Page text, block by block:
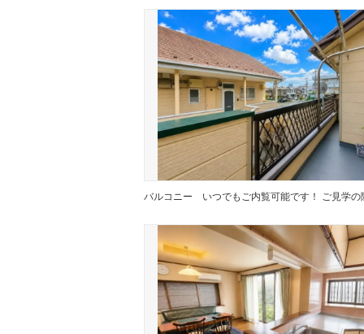
バルコニー